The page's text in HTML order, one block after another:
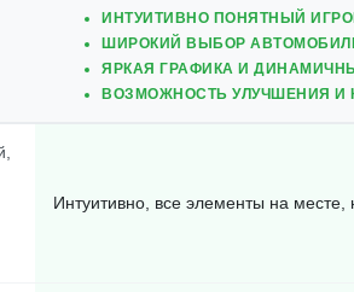
ИНТУИТИВНО ПОНЯТНЫЙ
ШИРОКИЙ ВЫБОР
ЯРКАЯ ГРАФИКА И
ВОЗМОЖНОСТЬ УЛУЧШЕНИЯ
Интуитивно, все элементы на месте,